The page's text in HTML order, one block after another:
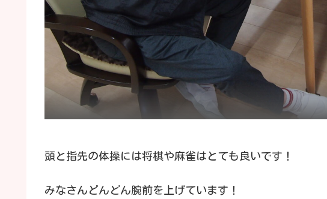
頭と指先の体操には将棋や麻雀はとても良いです！
みなさんどんどん腕前を上げています！